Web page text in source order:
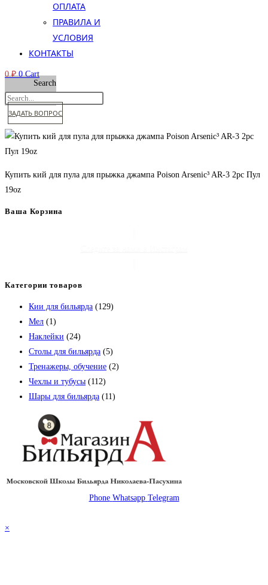
ОПЛАТА
ПРАВИЛА И
УСЛОВИЯ
КОНТАКТЫ
0₽ 0 Cart
Search
ЗАДАТЬ ВОПРОС
Купить кий для пула для прыжка джампа Poison Arsenic³ AR-3 2pc Пул
19oz
Ваша Корзина
Категории товаров
Кии для бильярда (129)
Мел (1)
Наклейки (24)
Столы для бильярда (5)
Тренажеры, обучение (2)
Чехлы и тубусы (112)
Шары для бильярда (11)
Phone Whatsapp Telegram
×